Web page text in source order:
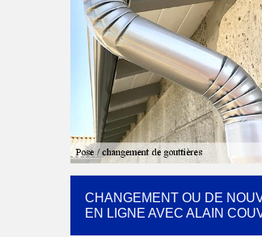
CHANGEMENT OU DE
EN LIGNE AVEC ALAIN